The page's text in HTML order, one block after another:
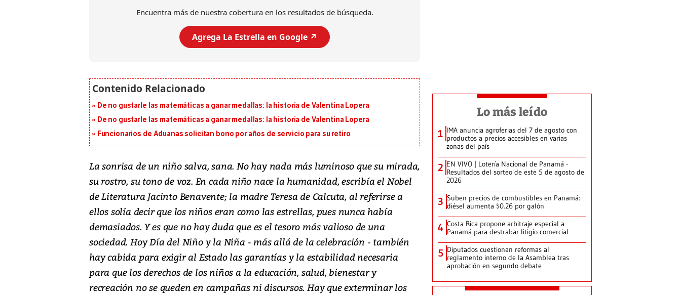
Encuentra más de nuestra cobertura en los resultados de búsqueda.
Agrega La Estrella en Google ↗️
De no gustarle las matemáticas a ganar medallas: la historia de Valentina Lopera
De no gustarle las matemáticas a ganar medallas: la historia de Valentina Lopera
Funcionarios de Aduanas solicitan bono por años de servicio para su retiro
La sonrisa de un niño salva, sana. No hay nada más luminoso que su mirada,
su rostro, su tono de voz. En cada niño nace la humanidad, escribía el Nobel
de Literatura Jacinto Benavente; la madre Teresa de Calcuta, al referirse a
ellos solía decir que los niños eran como las estrellas, pues nunca había
demasiados. Y es que no hay duda que es el tesoro más valioso de una
sociedad. Hoy Día del Niño y la Niña - más allá de la celebración - también
hay cabida para exigir al Estado las garantías y la estabilidad necesaria
para que los derechos de los niños a la educación, salud, bienestar y
recreación no se queden en campañas ni discursos. Hay que exterminar los
Lo más leído
1 IMA anuncia agroferias del 7 de agosto con
productos a precios accesibles en varias
zonas del país
2 EN VIVO | Lotería Nacional de Panamá -
Resultados del sorteo de este 5 de agosto de
2026
3 Suben precios de combustibles en Panamá:
diésel aumenta $0.26 por galón
4 Costa Rica propone arbitraje especial a
Panamá para destrabar litigio comercial
5 Diputados cuestionan reformas al
reglamento interno de la Asamblea tras
aprobación en segundo debate